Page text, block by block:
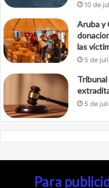
10 de
Aruba y
las
5 de
Tribunal
5 de
Para